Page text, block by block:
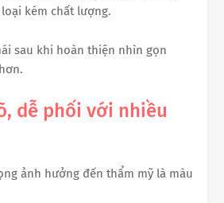
kém chất lượng.
sau khi hoàn thiện nhìn gọn
dễ phối với nhiều
ảnh hưởng đến thẩm mỹ là màu